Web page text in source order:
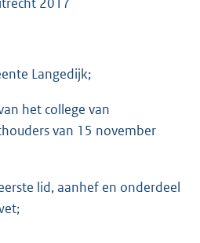
Langedijk;
het college van
van 15 november
lid, aanhef en onderdeel